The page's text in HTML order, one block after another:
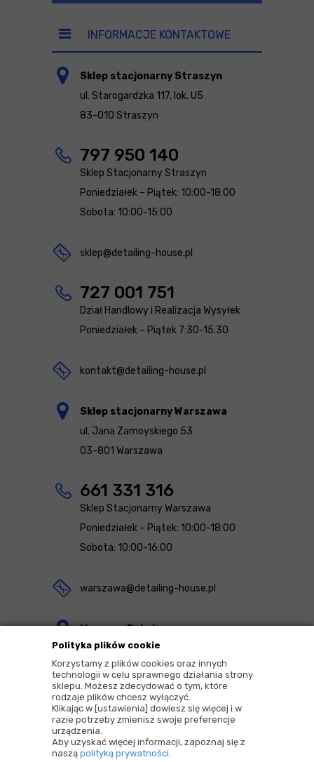
Polityka plików cookie
Korzystamy z plików cookies oraz innych
technologii w celu sprawnego działania strony
sklepu. Możesz zdecydować o tym, które
rodzaje plików chcesz wyłączyć.
Klikając w [ustawienia] dowiesz się więcej i w
razie potrzeby zmienisz swoje preferencje
urządzenia.
Aby uzyskać więcej informacji, zapoznaj się z
naszą polityką prywatności.
INFORMACJE KONTAKTOWE
Sklep stacjonarny Straszyn
ul. Starogardzka 117, lok. U5
83-010 Straszyn
797 950 140
Sklep Stacjonarny Straszyn
Poniedziałek – Piątek: 10:00-18:00
Sobota: 10:00-15:00
sklep@detailing-house.pl
727 001 751
Dział Handlowy i Realizacja Wysyłek
Poniedziałek – Piątek 7:30-15.30
kontakt@detailing-house.pl
Sklep stacjonarny Warszawa
ul. Jana Zamoyskiego 53
03-801 Warszawa
661 331 316
Sklep Stacjonarny Warszawa
Poniedziałek – Piątek: 10:00-18:00
Sobota: 10:00-16:00
warszawa@detailing-house.pl
Magazyn Rekcin
Nomos Sp. z o.o. sp.k.
ul. Agrestowa 1
83-010 Rekcin